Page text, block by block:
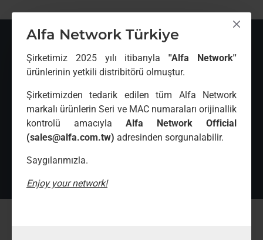
Alfa Network Türkiye
Şirketimiz 2025 yılı itibarıyla''Alfa Network''
ürünlerinin yetkili distribitörü olmuştur.
Şirketimizden tedarik edilen tüm Alfa Network
markalı ürünlerin Seri ve MAC numaraları orijinallik
kontrolü amacıyla Alfa Network Official
(sales@alfa.com.tw) adresinden sorgunalabilir.
Saygılarımızla.
Enjoy your network!
ÇOK İNCELENENLER
ZT-P2-FAP780S 1200Mbps Dual
₺9.720,
₺10.368,